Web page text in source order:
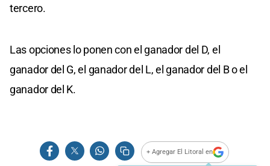
tercero.
Las opciones lo ponen con el ganador del D, el
ganador del G, el ganador del L, el ganador del B o el
ganador del K.
+ Agregar El Litoral en